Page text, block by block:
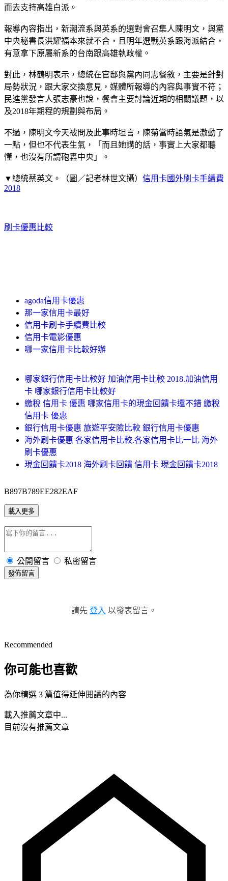
而去支持高雄白派。
報導內容指出，新潮流系與英系的選對會召集人陳明文，與黨
中央秘書長洪耀福本來就不合，且明年選戰英系跟海派結合，
有意拿下原屬新系的台南跟高雄執政權。
對此，林鶴明表示，總統在官邸與黨內同志餐敘，主要是針對
局勢狀況，跟大家交換意見，媒體所報導的內容與事實不符；
民進黨發言人張志豪也說，餐會主要討論近期的相關議題，以
及2018年期程的規劃與布局。
不過，陳明文今天被問及此事時坦言，陳菊當時語氣是激動了
一點，但也不代表生氣，「而且她講的話，事實上大家都聽
懂，也沒有所謂砲轟中央」。
▼總統蔡英文。（圖／記者林世文攝） 信用卡國外刷卡手續費
2018
刷卡優惠比較
agoda信用卡優惠
那一家信用卡最好
信用卡刷卡手續費比較
信用卡電影優惠
哪一家信用卡比較好辦
哪家銀行信用卡比較好 加油信用卡比較 2018.加油信用
卡 哪家銀行信用卡比較好
繳稅 信用卡 優惠 哪家信用卡的現金回饋卡還不錯 繳稅
信用卡 優惠
銀行信用卡優惠 旅遊平安險比較 銀行信用卡優惠
海外刷卡優惠 各家信用卡比較.各家信用卡比一比 海外
刷卡優惠
現金回饋卡2018 海外刷卡回饋 信用卡 現金回饋卡2018
B897B789EE282EAF
載入更多
公開留言 私密留言
發佈留言
請先 登入 以發表留言。
Recommended
你可能也喜歡
為你精選 3 篇值得延伸閱讀的內容
載入推薦文章中...
目前沒有推薦文章